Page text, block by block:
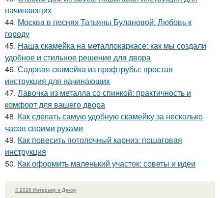
начинающих
44. Москва в песнях Татьяны Булановой: Любовь к
городу
45. Наша скамейка на металлокаркасе: как мы создали
удобное и стильное решение для двора
46. Садовая скамейка из профтрубы: простая
инструкция для начинающих
47. Лавочка из металла со спинкой: практичность и
комфорт для вашего двора
48. Как сделать самую удобную скамейку за несколько
часов своими руками
49. Как повесить потолочный карниз: пошаговая
инструкция
50. Как оформить маленький участок: советы и идеи
© 2026 Интерьер и Декор